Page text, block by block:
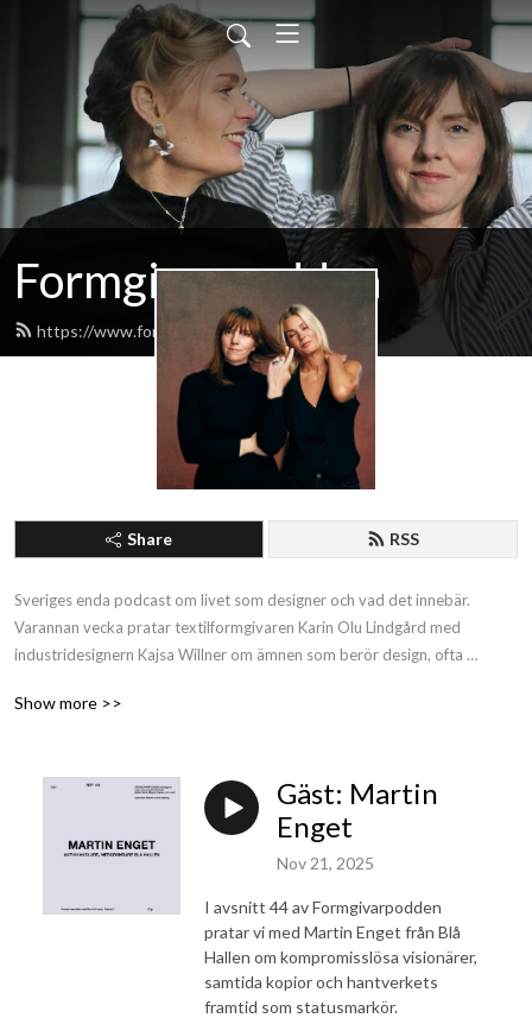
Formgivarpodden
https://www.formgivarpodden.com/feed.xml
Share RSS
Sveriges enda podcast om livet som designer och vad det innebär.
Varannan vecka pratar textilformgivaren Karin Olu Lindgård med
industridesignern Kajsa Willner om ämnen som berör design, ofta
synen på design och designerns roll i samhället idag inför allmänheten
design är, kan vara och bör vara i en samtida kontext.
Profilbild: Joen Bergenrud
Jingel: Stargazer av Jens Lindgård och Petter Lindgård
Show more >>
Gäst: Martin
Enget
Nov 21, 2025
I avsnitt 44 av Formgivarpodden
pratar vi med Martin Enget från Blå
Hallen om kompromisslösa visionärer,
samtida kopior och hantverkets
framtid som statusmarkör.